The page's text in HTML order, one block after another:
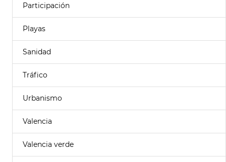
Participación
Playas
Sanidad
Tráfico
Urbanismo
Valencia
Valencia verde